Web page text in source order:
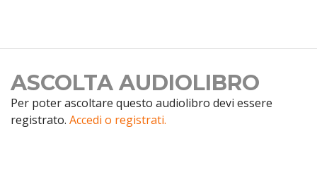
ASCOLTA AUDIOLIBRO
Per poter ascoltare questo audiolibro devi essere
registrato. Accedi o registrati.